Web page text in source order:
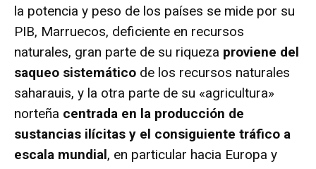
la potencia y peso de los países se mide por su
PIB, Marruecos, deficiente en recursos
naturales, gran parte de su riqueza proviene del
saqueo sistemático de los recursos naturales
saharauis, y la otra parte de su «agricultura»
norteña centrada en la producción de
sustancias ilícitas y el consiguiente tráfico a
escala mundial, en particular hacia Europa y